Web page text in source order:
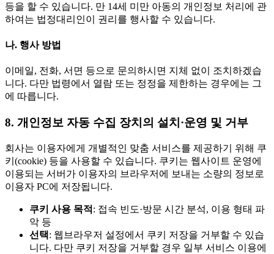
등을 할 수 있습니다. 만 14세 미만 아동의 개인정보 처리에 관
하여는 법정대리인이 권리를 행사할 수 있습니다.
나. 행사 방법
이메일, 전화, 서면 등으로 문의하시면 지체 없이 조치하겠습
니다. 다만 법령에서 열람 또는 정정을 제한하는 경우에는 그
에 따릅니다.
8. 개인정보 자동 수집 장치의 설치·운영 및 거부
회사는 이용자에게 개별적인 맞춤 서비스를 제공하기 위해 쿠
키(cookie) 등을 사용할 수 있습니다. 쿠키는 웹사이트 운영에
이용되는 서버가 이용자의 브라우저에 보내는 소량의 정보로
이용자 PC에 저장됩니다.
쿠키 사용 목적 : 접속 빈도·방문 시간 분석, 이용 형태 파
악 등
선택: 웹브라우저 설정에서 쿠키 저장을 거부할 수 있습
니다. 다만 쿠키 저장을 거부할 경우 일부 서비스 이용에